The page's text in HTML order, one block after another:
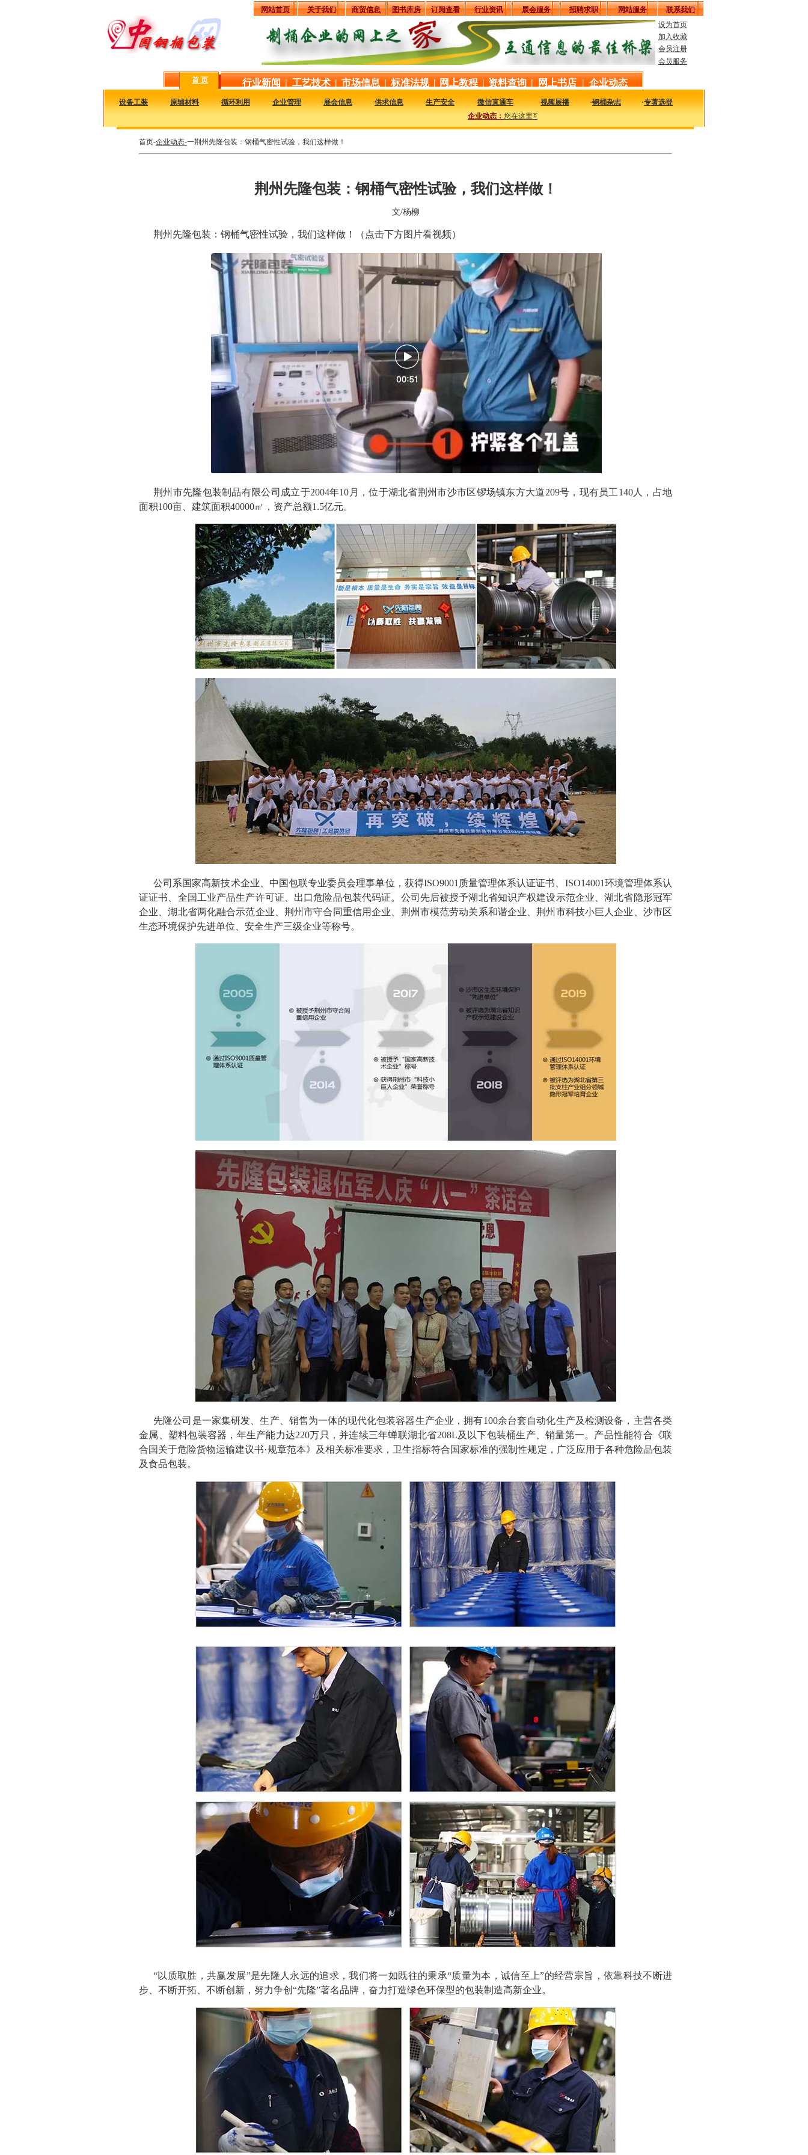
网站首页 关于我们 商贸信息 图书库房 订阅查看 行业资讯 展会服务 招聘求职 网站服务
联系我们
设为首页
加入收藏
会员注册
会员服务
首 页 行业新闻 | 工艺技术 | 市场信息 | 标准法规 | 网上教程 | 资料查询 | 网上书店 | 企业动态
·设备工装 ·原辅材料 ·循环利用 ·企业管理 ·展会信息 ·供求信息 ·生产安全 ·微信直通车 ·视频展播 ·钢桶杂志 ·专著选登
企业动态：您在这里可以及时的了解国内外钢桶行业企业的最新动态，看看大家都在干什么，一定对您的发展有
首页-企业动态-一荆州先隆包装：钢桶气密性试验，我们这样做！
荆州先隆包装：钢桶气密性试验，我们这样做！
文/杨柳
荆州先隆包装：钢桶气密性试验，我们这样做！（点击下方图片看视频）
荆州市先隆包装制品有限公司成立于2004年10月，位于湖北省荆州市沙市区锣场镇东方大道209号，现有员工140人，占地
面积100亩、建筑面积40000㎡，资产总额1.5亿元。
公司系国家高新技术企业、中国包联专业委员会理事单位，获得ISO9001质量管理体系认证证书、ISO14001环境管理体系认
证证书、全国工业产品生产许可证、出口危险品包装代码证。公司先后被授予湖北省知识产权建设示范企业、湖北省隐形冠军
企业、湖北省两化融合示范企业、荆州市守合同重信用企业、荆州市模范劳动关系和谐企业、荆州市科技小巨人企业、沙市区
生态环境保护先进单位、安全生产三级企业等称号。
先隆公司是一家集研发、生产、销售为一体的现代化包装容器生产企业，拥有100余台套自动化生产及检测设备，主营各类
金属、塑料包装容器，年生产能力达220万只，并连续三年蝉联湖北省208L及以下包装桶生产、销量第一。产品性能符合《联
合国关于危险货物运输建议书·规章范本》及相关标准要求，卫生指标符合国家标准的强制性规定，广泛应用于各种危险品包装
及食品包装。
“以质取胜，共赢发展”是先隆人永远的追求，我们将一如既往的秉承“质量为本，诚信至上”的经营宗旨，依靠科技不断进
步、不断开拓、不断创新，努力争创“先隆”著名品牌，奋力打造绿色环保型的包装制造高新企业。